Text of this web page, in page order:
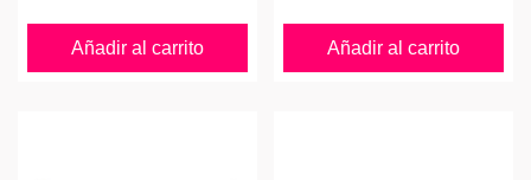
Añadir al carrito Añadir al carrito